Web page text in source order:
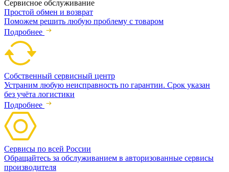
Сервисное обслуживание
Простой обмен и возврат
Поможем решить любую проблему с товаром
Подробнее
Собственный сервисный центр
Устраним любую неисправность по гарантии. Срок указан
без учёта логистики
Подробнее
Сервисы по всей России
Обращайтесь за обслуживанием в авторизованные сервисы
производителя